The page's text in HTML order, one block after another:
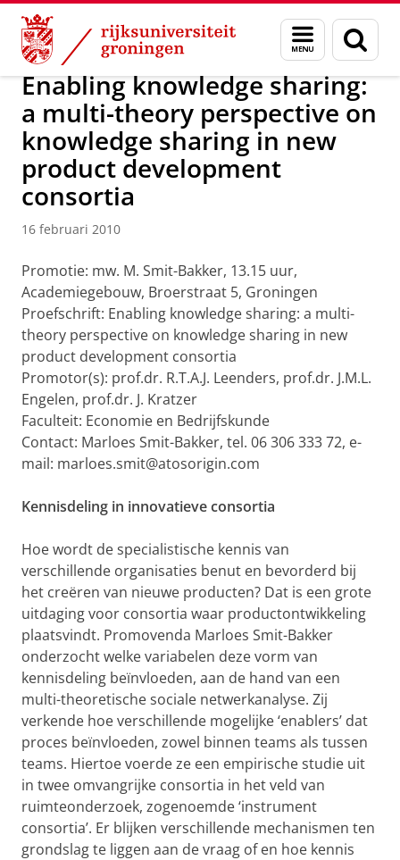
Skip
Content
Skip
Navigation
Menu
en
zoeken
Over ons Actueel Nieuws Nieuwsberichten
Enabling knowledge sharing:
a multi-theory perspective on
knowledge sharing in new
product development
consortia
16 februari 2010
Promotie: mw. M. Smit-Bakker, 13.15 uur,
Academiegebouw, Broerstraat 5, Groningen
Proefschrift: Enabling knowledge sharing: a multi-
theory perspective on knowledge sharing in new
product development consortia
Promotor(s): prof.dr. R.T.A.J. Leenders, prof.dr. J.M.L.
Engelen, prof.dr. J. Kratzer
Faculteit: Economie en Bedrijfskunde
Contact: Marloes Smit-Bakker, tel. 06 306 333 72, e-
mail: marloes.smit@atosorigin.com
Kennisdeling in innovatieve consortia
Hoe wordt de specialistische kennis van
verschillende organisaties benut en bevorderd bij
het creëren van nieuwe producten? Dat is een grote
uitdaging voor consortia waar productontwikkeling
plaatsvindt. Promovenda Marloes Smit-Bakker
onderzocht welke variabelen deze vorm van
kennisdeling beïnvloeden, aan de hand van een
multi-theoretische sociale netwerkanalyse. Zij
verkende hoe verschillende mogelijke ‘enablers’ dat
proces beïnvloeden, zowel binnen teams als tussen
teams. Hiertoe voerde ze een empirische studie uit
in twee omvangrijke consortia in het veld van
ruimteonderzoek, zogenoemde ‘instrument
consortia’. Er blijken verschillende mechanismen ten
grondslag te liggen aan de vraag of en hoe kennis